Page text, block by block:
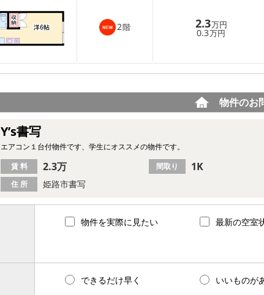
2階 2.3万円
0.3万円
物件のお
Y’s書写
エアコン１台付物件です、学生にオススメの物件です。
住 所 姫路市書写
賃 料 2.3万 間取り 1K
物件を実際に見たい 最新の空室
できるだけ早く いいものが